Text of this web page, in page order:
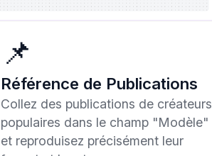
📌
Référence de Publications
Collez des publications de créateurs
populaires dans le champ "Modèle"
et reproduisez précisément leur